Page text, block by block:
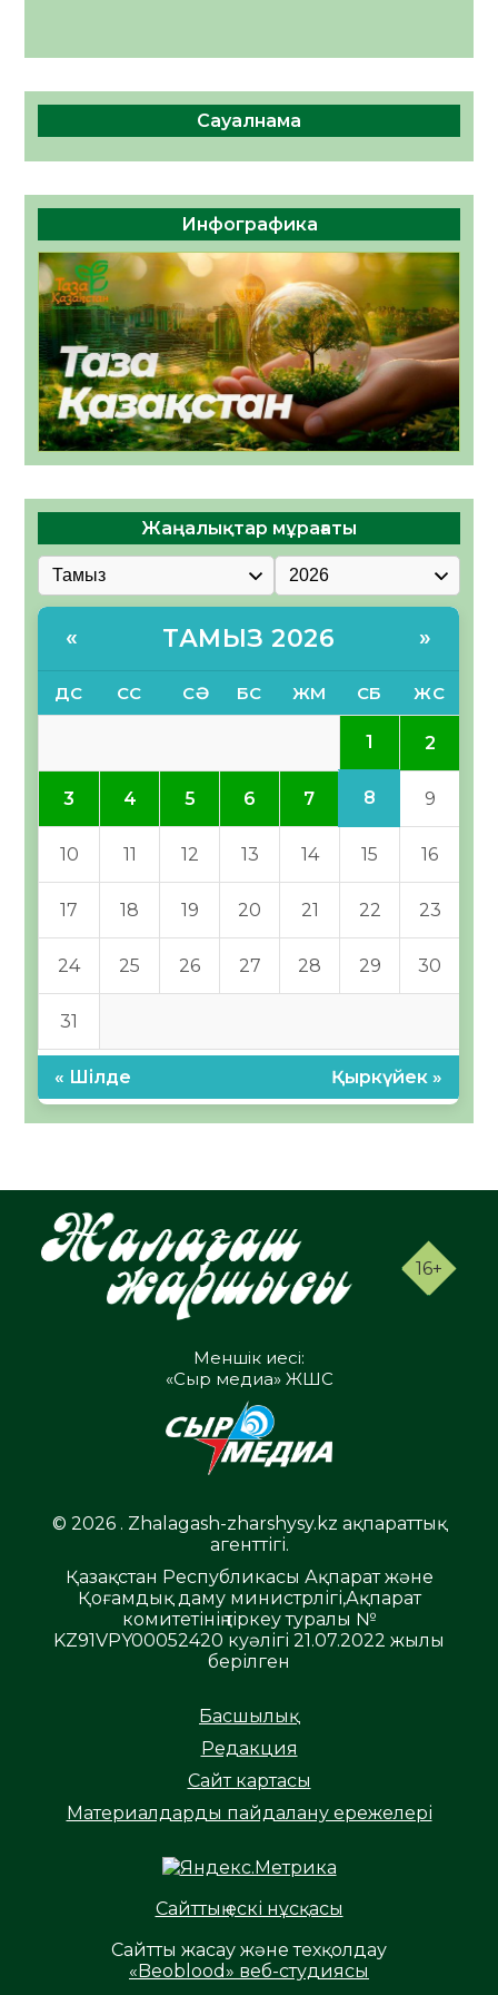
Сауалнама
Инфографика
Жаңалықтар мұрағаты
« ТАМЫЗ 2026 »
ДС СС СӘ БС ЖМ СБ ЖС
1 2
3 4 5 6 7 8 9
10 11 12 13 14 15 16
17 18 19 20 21 22 23
24 25 26 27 28 29 30
31
« Шілде Қыркүйек »
16+
Меншік иесі:
«Сыр медиа» ЖШС
© 2026 . Zhalagash-zharshysy.kz ақпараттық
агенттігі.
Қазақстан Республикасы Ақпарат және
Қоғамдық даму министрлігі,Ақпарат
комитетінің тіркеу туралы №
KZ91VPY00052420 куәлігі 21.07.2022 жылы
берілген
Басшылық
Редакция
Сайт картасы
Материалдарды пайдалану ережелері
Сайттың ескі нұсқасы
Сайтты жасау және техқолдау
«Beoblood» веб-студиясы